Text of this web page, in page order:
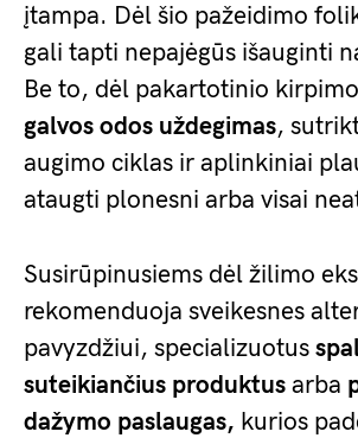
įtampa. Dėl šio pažeidimo
gali tapti nepajėgūs išauginti
Be to, dėl pakartotinio
galvos odos uždegimas,
augimo ciklas ir aplinkiniai
ataugti plonesni arba visai
Susirūpinusiems dėl žilimo
rekomenduoja sveikesnes
pavyzdžiui, specializuotus
suteikiančius produktus arba
dažymo paslaugas, kurios